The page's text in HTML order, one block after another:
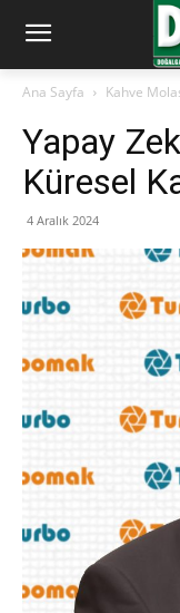
Ana Sayfa Kahve
Yapay
Küresel
4 Aralık 2024